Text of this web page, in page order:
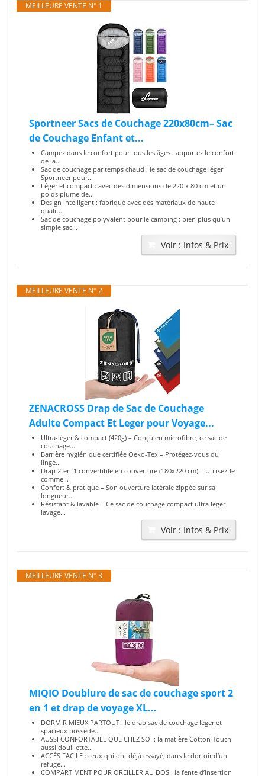
MEILLEURE VENTE N° 1
Sportneer Sacs de Couchage 220x80cm– Sac
de Couchage Enfant et...
Campez dans le confort pour tous les âges : apportez le confort
de la...
Sac de couchage par temps chaud : le sac de couchage léger
Sportneer pour...
Léger et compact : avec des dimensions de 220 x 80 cm et un
poids plume de...
Design intelligent : fabriqué avec des matériaux de haute
qualit...
Sac de couchage polyvalent pour le camping : bien plus qu’un
simple sac...
Voir : Infos & Prix
MEILLEURE VENTE N° 2
ZENACROSS Drap de Sac de Couchage
Adulte Compact Et Leger pour Voyage...
Ultra-léger & compact (420g) – Conçu en microfibre, ce sac de
couchage...
Barrière hygiénique certifiée Oeko-Tex – Protégez-vous du
linge...
Drap 2-en-1 convertible en couverture (180x220 cm) – Utilisez-le
comme...
Confort & pratique – Son ouverture latérale zippée sur sa
longueur...
Résistant & lavable – Ce sac de couchage compact ultra leger
lavage...
Voir : Infos & Prix
MEILLEURE VENTE N° 3
MIQIO Doublure de sac de couchage sport 2
en 1 et drap de voyage XL...
DORMIR MIEUX PARTOUT : le drap sac de couchage léger et
spacieux possède...
AUSSI CONFORTABLE QUE CHEZ SOI : la matière Cotton Touch
aussi douillette...
ACCÈS FACILE : ceux qui ont déjà essayé, dans le dortoir d’un
refuge...
COMPARTIMENT POUR OREILLER AU DOS : la fente d’insertion